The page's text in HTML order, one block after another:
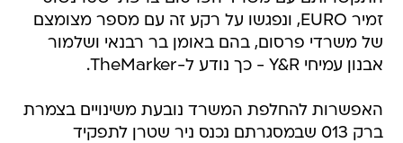
זמיר EURO, ונפגשו על רקע זה עם מספר מצומצם
של משרדי פרסום, בהם באומן בר רבנאי ושלמור
אבנון עמיחי Y&R - כך נודע ל-TheMarker.
האפשרות להחלפת המשרד נובעת משינויים בצמרת
ברק 013 שבמסגרתם נכנס ניר שטרן לתפקיד